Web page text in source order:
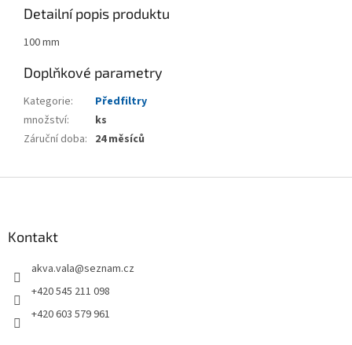
Detailní popis produktu
100 mm
Doplňkové parametry
Kategorie:
Předfiltry
množství:
ks
Záruční doba: 24 měsíců
Kontakt
akva.vala@seznam.cz
+420 545 211 098
+420 603 579 961